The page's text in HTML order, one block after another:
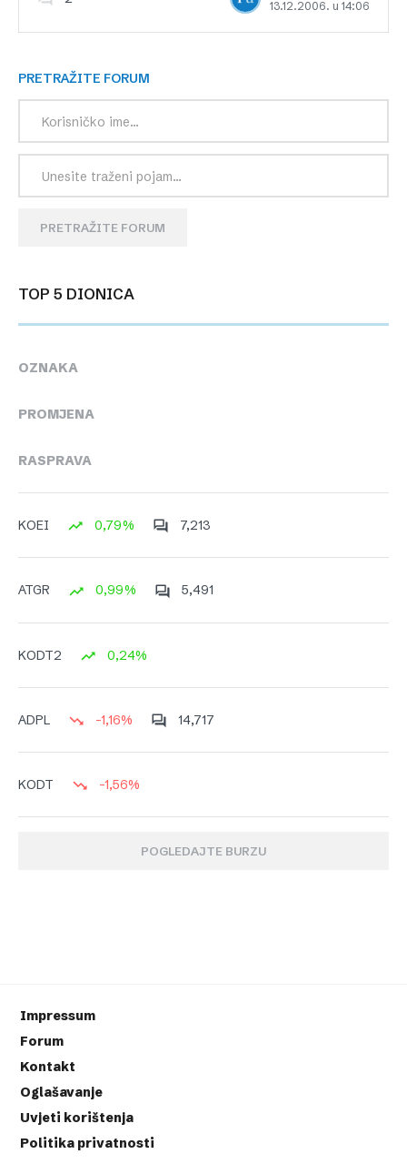
13.12.2006. u 14:06
Dodajte u favorite
PRETRAŽITE FORUM
PRETRAŽITE FORUM
TOP 5 DIONICA
OZNAKA
PROMJENA
RASPRAVA
KOEI 0,79% 7,213
ATGR 0,99% 5,491
KODT2 0,24%
ADPL -1,16% 14,717
KODT -1,56%
POGLEDAJTE BURZU
Impressum
Forum
Kontakt
Oglašavanje
Uvjeti korištenja
Politika privatnosti